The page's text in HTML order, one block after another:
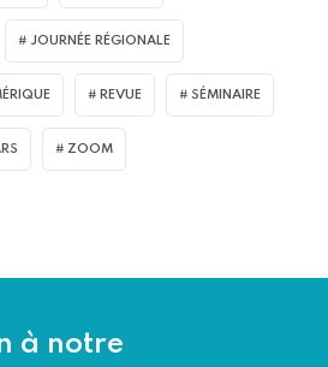
JOURNÉE RÉGIONALE
REVUE SÉMINAIRE
ZOOM
à notre